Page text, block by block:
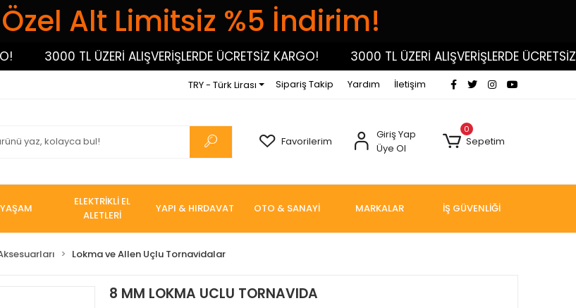
Alt Limitsiz %5 İndirim!
3000 TL ÜZERİ ALIŞVERİŞLERDE ÜCRETSİZ KARGO! 3000 TL ÜZERİ ALIŞVERİŞLERDE ÜCRETSİZ
TRY - Türk Lirası Sipariş Takip Yardım İletişim
Favorilerim
Giriş Yap
Üye Ol
0
Sepetim
ELEKTRİKLİ EL
ALETLERİ
YAPI & HIRDAVAT OTO & SANAYİ MARKALAR İŞ GÜVENLİĞİ
Lokma ve Allen Uçlu Tornavidalar
8 MM LOKMA UCLU TORNAVIDA